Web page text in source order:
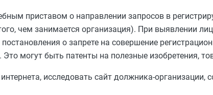
приставом о направлении запросов в
чем занимается организация). При выявлении
о запрете на совершение
могут быть патенты на полезные изобретения,
исследовать сайт должника-организации,